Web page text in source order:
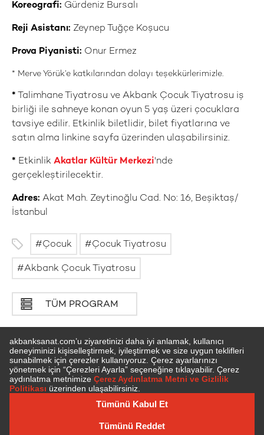
Koreografi: Gürdeniz Bursalı
Reji Asistanı: Zeynep Tuğçe Koşucu
Prova Piyanisti: Onur Ermez
* Merve Yörük’e katkılarından dolayı teşekkürlerimizle.
* Talimhane Tiyatrosu ve Akbank Çocuk Tiyatrosu iş
birliği ile sahneye konan oyun 5 yaş üzeri çocuklara
tavsiye edilir. Etkinlik biletlidir, bilet fiyatlarına ve
satın alma linkine sayfa üzerinden ulaşabilirsiniz.
* Etkinlik Akatlar Kültür Merkezi'nde
gerçekleştirilecektir.
Adres: Akat Mah. Zeytinoğlu Cad. No: 16, Beşiktaş/
İstanbul
Çocuk Çocuk Tiyatrosu
Akbank Çocuk Tiyatrosu
TÜM PROGRAM